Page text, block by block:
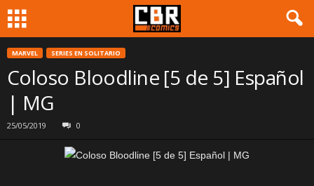
MARVEL SERIES EN SOLITARIO
Coloso Bloodline [5 de 5] Español
| MG
25/05/2019 0